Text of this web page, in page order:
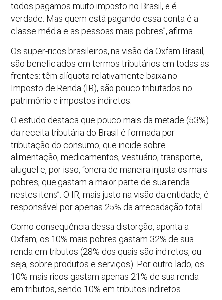
todos pagamos muito imposto no Brasil, e é
verdade. Mas quem está pagando essa conta é a
classe média e as pessoas mais pobres”, afirma.
Os super-ricos brasileiros, na visão da Oxfam Brasil,
são beneficiados em termos tributários em todas as
frentes: têm alíquota relativamente baixa no
Imposto de Renda (IR), são pouco tributados no
patrimônio e impostos indiretos.
O estudo destaca que pouco mais da metade (53%)
da receita tributária do Brasil é formada por
tributação do consumo, que incide sobre
alimentação, medicamentos, vestuário, transporte,
aluguel e, por isso, “onera de maneira injusta os mais
pobres, que gastam a maior parte de sua renda
nestes itens”. O IR, mais justo na visão da entidade, é
responsável por apenas 25% da arrecadação total.
Como consequência dessa distorção, aponta a
Oxfam, os 10% mais pobres gastam 32% de sua
renda em tributos (28% dos quais são indiretos, ou
seja, sobre produtos e serviços). Por outro lado, os
10% mais ricos gastam apenas 21% de sua renda
em tributos, sendo 10% em tributos indiretos.